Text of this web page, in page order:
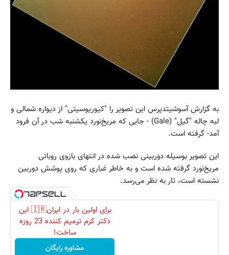
به گزارش آسوشیتدپرس این تصویر را "کیوریوسیتی" از دیواره شمالی و
لبه چاله "گیل" (Gale) - جایی که مریخ‌نورد یکشنبه شب در آن فرود
آمد- گرفته است.
این تصویر بوسیله دوربینی نصب شده در انتهای بازوی روباتی
مریخ‌نورد گرفته شده است و به خاطر غباری که روی پوشش دوربین
نشسته است، تار به نظر می‌رسد.
برای اولین بار در ایران🇮🇷 این
دکتر کرم ترمیم کننده 23 روزه
ساخت!
مشاوره رایگان